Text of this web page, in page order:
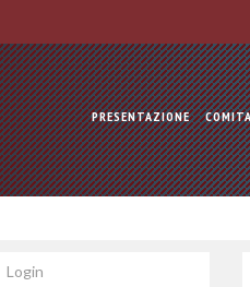
PRESENTAZIONE